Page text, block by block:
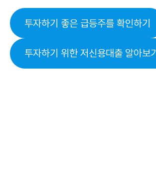
투자하기 좋은 급등주를 확인하기
투자하기 위한 저신용대출 알아보기